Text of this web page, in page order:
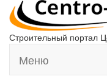
Строительный портал
Меню